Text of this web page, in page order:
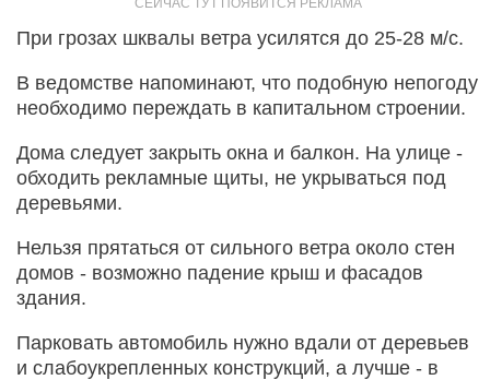
При грозах шквалы ветра усилятся до 25-28 м/с.
В ведомстве напоминают, что подобную непогоду
необходимо переждать в капитальном строении.
Дома следует закрыть окна и балкон. На улице -
обходить рекламные щиты, не укрываться под
деревьями.
Нельзя прятаться от сильного ветра около стен
домов - возможно падение крыш и фасадов
здания.
Парковать автомобиль нужно вдали от деревьев
и слабоукрепленных конструкций, а лучше - в